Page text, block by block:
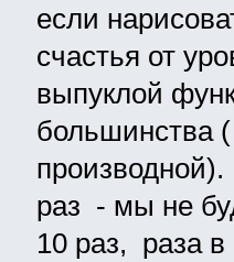
если
счастья от
выпуклой
большинства (
раз - мы не
10 раз, раза